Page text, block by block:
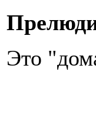
Это